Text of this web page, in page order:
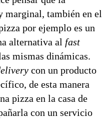
marginal, también en el
por ejemplo es un
alternativa al fast
mismas dinámicas.
con un producto
de esta manera
pizza en la casa de
con un servicio